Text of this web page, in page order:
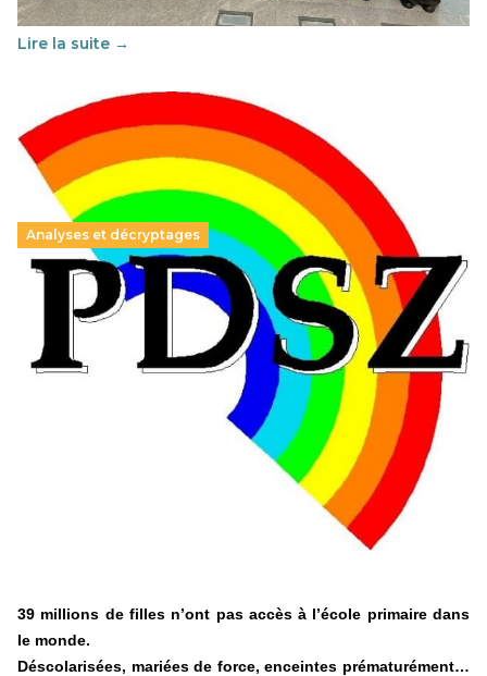
au vivre-ensemble : quelles différences entre la France…
Lire la suite →
Analyses et décryptages
Hongrie : du changement pour les politiques
éducatives, aussi !
25 juin 2026
En Hongrie, le conservateur Peter Magyar et son parti
Tisza "Respect et liberté" ont remporté une large victoire,
contre le premier ministre sortant, Viktor Orban,…
39 millions de filles n’ont pas accès à l’école primaire dans
le monde.
Déscolarisées, mariées de force, enceintes prématurément…